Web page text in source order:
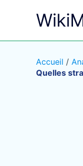
Accueil /
Quelles